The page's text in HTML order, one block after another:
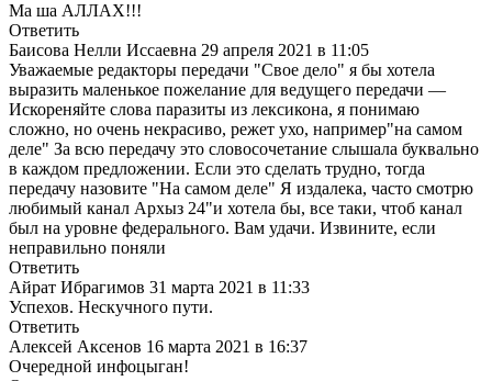
Ма ша АЛЛАХ!!!
Ответить
Баисова Нелли Иссаевна 29 апреля 2021 в 11:05
Уважаемые редакторы передачи "Свое дело" я бы хотела
выразить маленькое пожелание для ведущего передачи —
Искореняйте слова паразиты из лексикона, я понимаю
сложно, но очень некрасиво, режет ухо, например"на самом
деле" За всю передачу это словосочетание слышала буквально
в каждом предложении. Если это сделать трудно, тогда
передачу назовите "На самом деле" Я издалека, часто смотрю
любимый канал Архыз 24"и хотела бы, все таки, чтоб канал
был на уровне федерального. Вам удачи. Извините, если
неправильно поняли
Ответить
Айрат Ибрагимов 31 марта 2021 в 11:33
Успехов. Нескучного пути.
Ответить
Алексей Аксенов 16 марта 2021 в 16:37
Очередной инфоцыган!